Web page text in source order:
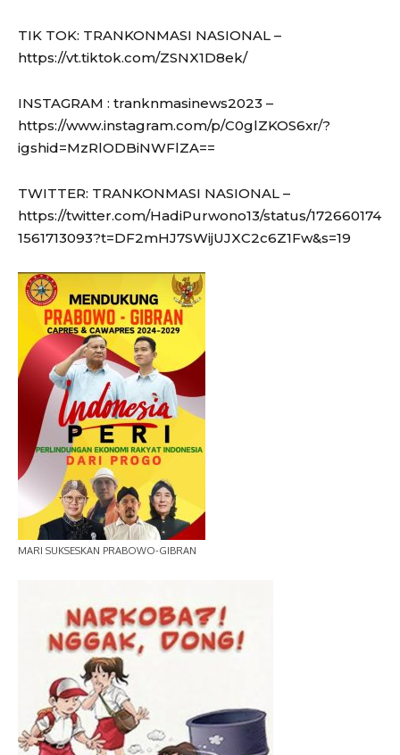
TIK TOK: TRANKONMASI NASIONAL –
https://vt.tiktok.com/ZSNX1D8ek/
INSTAGRAM : tranknmasinews2023 –
https://www.instagram.com/p/C0glZKOS6xr/?
igshid=MzRlODBiNWFlZA==
TWITTER: TRANKONMASI NASIONAL –
https://twitter.com/HadiPurwono13/status/172660174
1561713093?t=DF2mHJ7SWijUJXC2c6Z1Fw&s=19
MARI SUKSESKAN PRABOWO-GIBRAN